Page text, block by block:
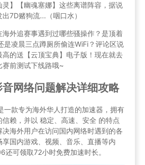
】【幽魂塞娜】这些离谱阵容，据说
7D赌狗流...（咽口水）
外追赛事遇到过哪些骚操作？是顶着
是凌晨三点蹲厕所偷连WiFi？评论区说
高的送【云顶宝典】电子版！现在就去
前测试下线路哦~
网络问题解决详细攻略
一款专为海外华人打造的加速器，拥有
赖，并以 稳定、高速、安全 的特点
海外用户在访问国内网络时遇到的各
国内游戏、视频、音乐、直播等内
还可领取72小时免费加速时长。